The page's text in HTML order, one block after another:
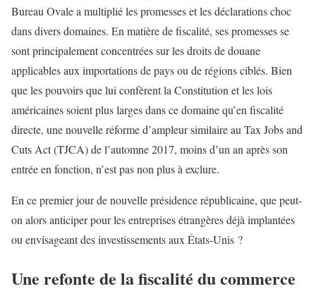
Bureau Ovale a multiplié les promesses et les déclarations choc
dans divers domaines. En matière de fiscalité, ses promesses se
sont principalement concentrées sur les droits de douane
applicables aux importations de pays ou de régions ciblés. Bien
que les pouvoirs que lui confèrent la Constitution et les lois
américaines soient plus larges dans ce domaine qu’en fiscalité
directe, une nouvelle réforme d’ampleur similaire au Tax Jobs and
Cuts Act (TJCA) de l’automne 2017, moins d’un an après son
entrée en fonction, n’est pas non plus à exclure.
En ce premier jour de nouvelle présidence républicaine, que peut-
on alors anticiper pour les entreprises étrangères déjà implantées
ou envisageant des investissements aux États-Unis ?
Une refonte de la fiscalité du commerce